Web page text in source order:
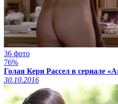
36 фото
76%
Голая Кери Рассел в сериале
30.10.2016